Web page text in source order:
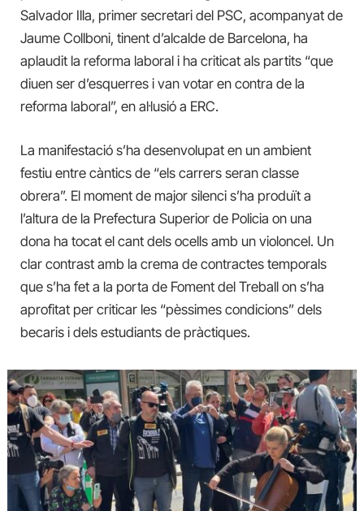
Salvador Illa, primer secretari del PSC, acompanyat de
Jaume Collboni, tinent d’alcalde de Barcelona, ha
aplaudit la reforma laboral i ha criticat als partits “que
diuen ser d’esquerres i van votar en contra de la
reforma laboral”, en al·lusió a ERC.
La manifestació s’ha desenvolupat en un ambient
festiu entre càntics de “els carrers seran classe
obrera”. El moment de major silenci s’ha produït a
l’altura de la Prefectura Superior de Policia on una
dona ha tocat el cant dels ocells amb un violoncel. Un
clar contrast amb la crema de contractes temporals
que s’ha fet a la porta de Foment del Treball on s’ha
aprofitat per criticar les “pèssimes condicions” dels
becaris i dels estudiants de pràctiques.